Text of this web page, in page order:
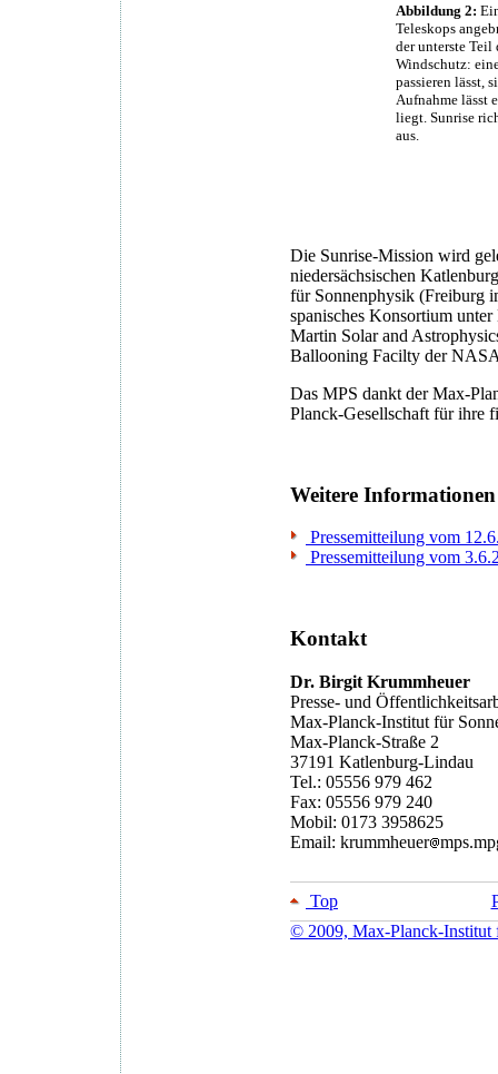
Abbildung 2:
Teleskops
der unterste Teil
Windschutz:
passieren lässt,
Aufnahme lässt
liegt. Sunrise
aus.
Die Sunrise-Mission wird
niedersächsischen
für Sonnenphysik (Freiburg
spanisches Konsortium
Martin Solar and
Ballooning Facilty der
Das MPS dankt der Max-
Planck-Gesellschaft für ihre
Weitere Informationen
Pressemitteilung vom
Pressemitteilung vom
Kontakt
Dr. Birgit Krummheuer
Presse- und
Max-Planck-Institut für
Max-Planck-Straße 2
37191 Katlenburg-Lindau
Tel.: 05556 979 462
Fax: 05556 979 240
Mobil: 0173 3958625
Email: krummheuer
Top
© 2009, Max-Planck-Institut